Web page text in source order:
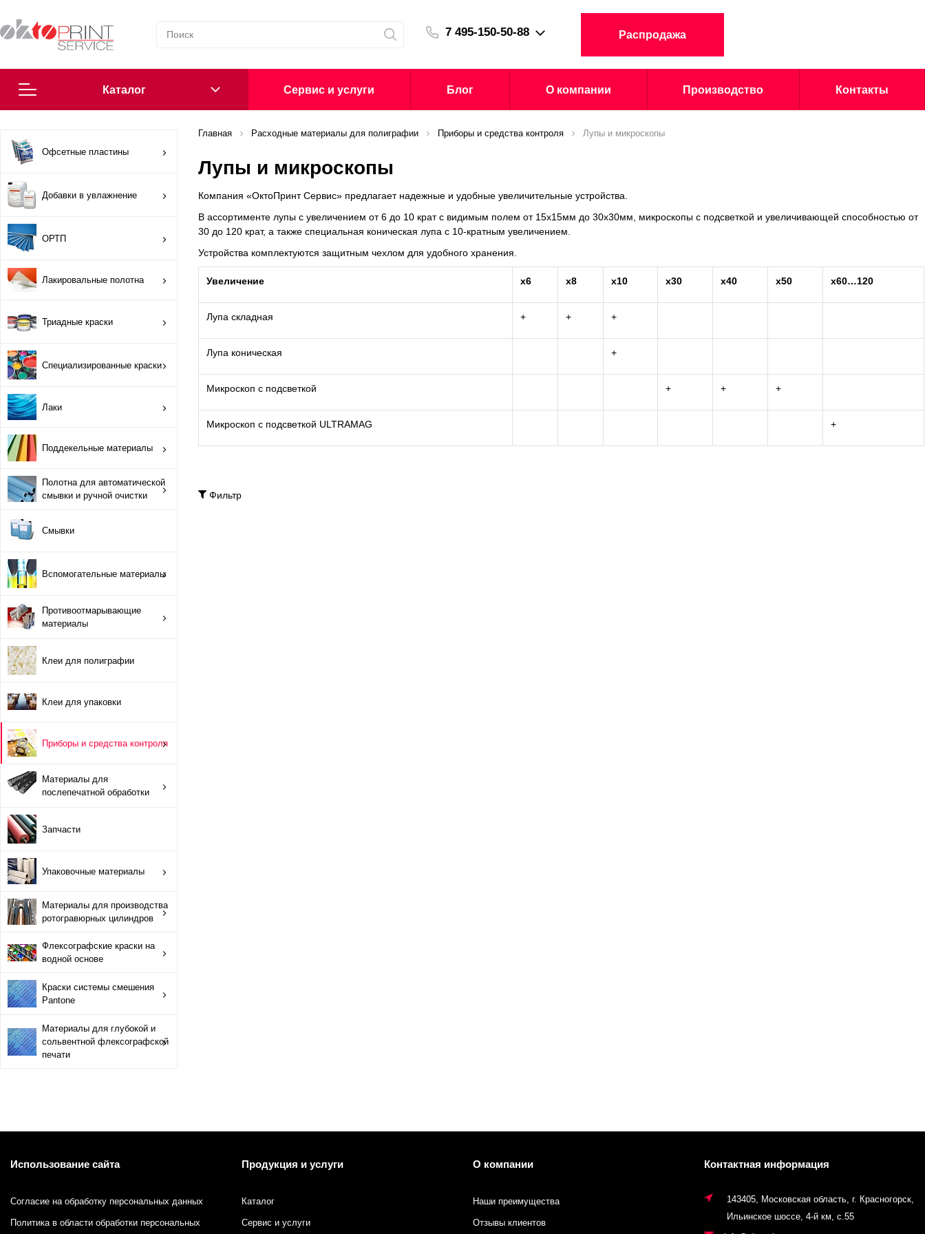
7 495-150-50-88 Распродажа
Каталог
Согласие на обработку персональных данных
Политика в области обработки персональных данных
Сообщить о нарушении
Офсетные пластины
Добавки в увлажнение
Триадные краски
Специализированные краски
Лаки
Поддекельные материалы
Полотна для автоматической смывки и ручной очистки
Вспомогательные материалы
Противоотмарывающие материалы
Клеи для полиграфии
Клеи для упаковки
Приборы и средства контроля
Упаковочные материалы
Материалы для производства ротогравюрных цилиндров
Флексографские краски на водной основе
Краски системы смешения Pantone
Cервис и услуги Блог О компании Производство Контакты
Офсетные пластины
Добавки в увлажнение
ОРТП
Лакировальные полотна
Триадные краски
Специализированные краски
Лаки
Поддекельные материалы
Полотна для автоматической
смывки и ручной очистки
Смывки
Вспомогательные материалы
Противоотмарывающие
материалы
Клеи для полиграфии
Клеи для упаковки
Приборы и средства контроля
Материалы для
послепечатной обработки
Запчасти
Упаковочные материалы
Материалы для производства
ротогравюрных цилиндров
Флексографские краски на
водной основе
Краски системы смешения
Pantone
Материалы для глубокой и
сольвентной флексографской
печати
Главная Расходные материалы для полиграфии Приборы и средства контроля Лупы и микроскопы
Лупы и микроскопы
Компания «ОктоПринт Сервис» предлагает надежные и удобные увеличительные устройства.
В ассортименте лупы с увеличением от 6 до 10 крат с видимым полем от 15х15мм до 30х30мм, микроскопы с подсветкой и увеличивающей способностью от
30 до 120 крат, а также специальная коническая лупа с 10-кратным увеличением.
Устройства комплектуются защитным чехлом для удобного хранения.
Увеличение x6 x8 x10 x30 x40 x50 x60…120
Лупа складная + + +
Лупа коническая +
Микроскоп с подсветкой + + +
Микроскоп с подсветкой ULTRAMAG +
Фильтр
Использование сайта
Согласие на обработку персональных данных
Политика в области обработки персональных
Продукция и услуги
Каталог
Сервис и услуги
О компании
Наши преимущества
Отзывы клиентов
Контактная информация
143405, Московская область, г. Красногорск,
Ильинское шоссе, 4-й км, с.55